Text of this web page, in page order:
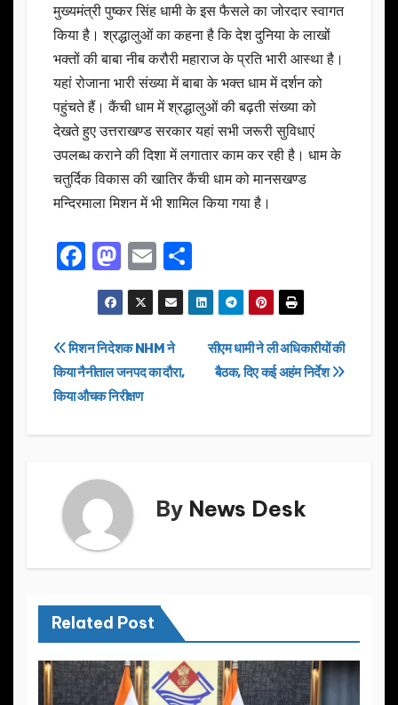
मुख्यमंत्री पुष्कर सिंह धामी के इस फैसले का जोरदार स्वागत
किया है। श्रद्धालुओं का कहना है कि देश दुनिया के लाखों
भक्तों की बाबा नीब करौरी महाराज के प्रति भारी आस्था है।
यहां रोजाना भारी संख्या में बाबा के भक्त धाम में दर्शन को
पहुंचते हैं। कैंची धाम में श्रद्धालुओं की बढ़ती संख्या को
देखते हुए उत्तराखण्ड सरकार यहां सभी जरूरी सुविधाएं
उपलब्ध कराने की दिशा में लगातार काम कर रही है। धाम के
चतुर्दिक विकास की खातिर कैंची धाम को मानसखण्ड
मन्दिरमाला मिशन में भी शामिल किया गया है।
F
a
c
e
b
o
o
M
a
st
o
d
o
n
E
m
ail
h
ar
e
Post
navigation
सीएम धामी ने ली अधिकारीयों की
बैठक, दिए कई अहंम निर्देश
मिशन निदेशक NHM ने
किया नैनीताल जनपद का दौरा,
किया औचक निरीक्षण
By News Desk
Related Post